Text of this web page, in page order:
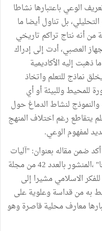
الوعي باعتبارها نشاطا
بل تناول أيضا ما
أنه نتاج تراكم تاريخي
العصبي، أدت إلى إدراك
إليه الأكاديمية
نماذج للتعلم واتخاذ
للمحيط وللبيئة أو أي
لنشاط الدماغ حول
يتقاطع رغم اختلاف المنهج
لمفهوم الوعي.
ضمن مقاله بعنوان: "آليات
تأسيس الفكر الأصولي: الشافعي أنموذجا" ،المنشور بالعدد 42 من مجلة
الاسلامي مشيرا إلى
به من قداسة وعلوية على
معارف محلية قاصرة وهو